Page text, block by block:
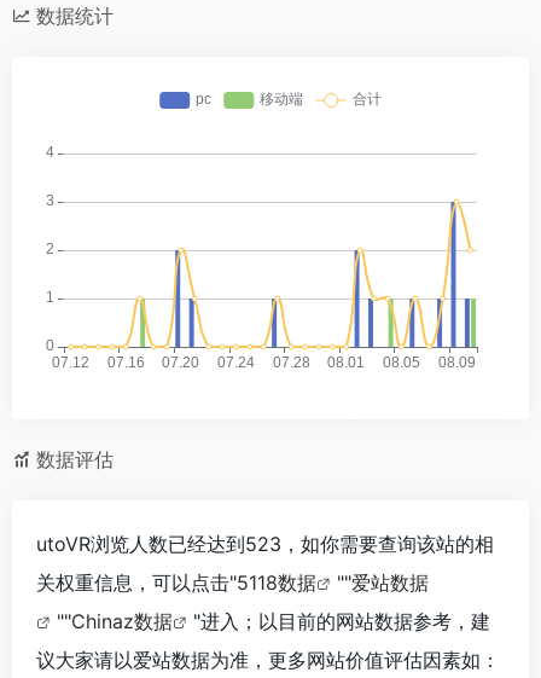
数据统计
数据评估
utoVR浏览人数已经达到523，如你需要查询该站的相
关权重信息，可以点击"5118数据 ""爱站数据
""Chinaz数据
"进入；以目前的网站数据参考，建
议大家请以爱站数据为准，更多网站价值评估因素如：